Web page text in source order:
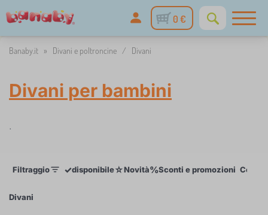
0 €
Banaby.it » Divani e poltroncine / Divani
Divani per bambini
.
Filtraggio ✓disponibile☆Novità%Sconti e promozioni Colori
Divani